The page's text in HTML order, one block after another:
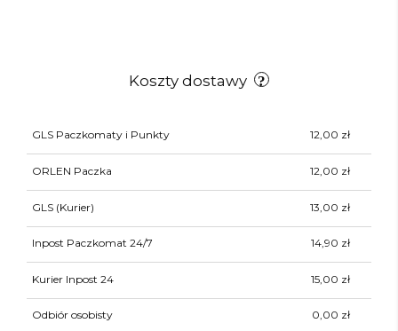
Koszty dostawy
GLS Paczkomaty i Punkty 12,00 zł
ORLEN Paczka 12,00 zł
GLS (Kurier) 13,00 zł
Inpost Paczkomat 24/7 14,90 zł
Kurier Inpost 24 15,00 zł
Odbiór osobisty 0,00 zł